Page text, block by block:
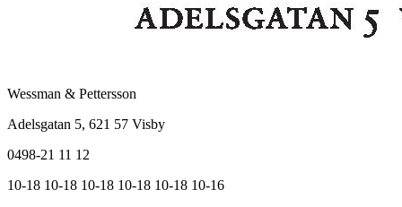
Wessman & Pettersson
Adelsgatan 5, 621 57 Visby
0498-21 11 12
10-18 10-18 10-18 10-18 10-18 10-16